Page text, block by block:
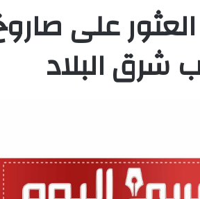
العثور على
البلاد